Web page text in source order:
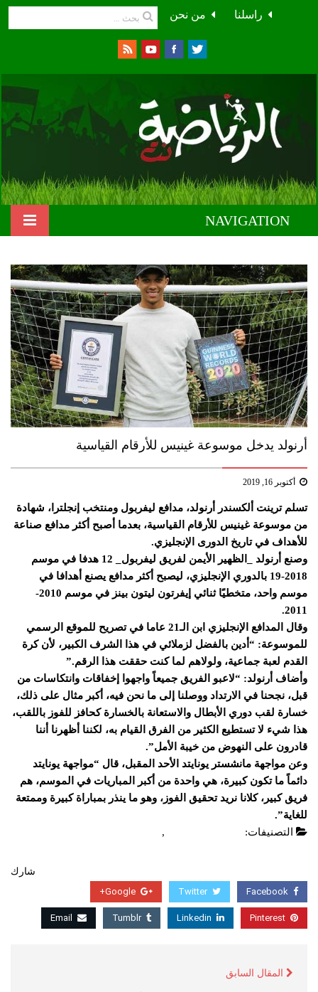
من نحن راسلنا
NAVIGATION
أرنولد يدخل موسوعة غينيس للأرقام القياسية
أكتوبر 16, 2019
تسلم ترينت ألكسندر أرنولد، مدافع ليفربول ومنتخب إنجلترا، شهادة
من موسوعة غينيس للأرقام القياسية، بعدما أصبح أكثر مدافع صناعة
للأهداف في تاريخ الدورى الإنجليزي.
وصنع أرنولد _الظهير الأيمن لفريق ليفربول_ 12 هدفا في موسم
2018-19 بالدوري الإنجليزي، ليصبح أكثر مدافع يصنع أهدافا في
موسم واحد، متخطيًا ثنائي إيفرتون ليتون بينز في موسم 2010-
2011.
وقال المدافع الإنجليزي ابن الـ21 عاما في تصريح للموقع الرسمي
للموسوعة: “أدين بالفضل لزملائي في هذا الشرف الكبير، لأن كرة
القدم لعبة جماعية، ولولاهم لما كنت حققت هذا الرقم.”
وأضاف أرنولد: “لاعبو الفريق جميعاً واجهوا إخفاقات وانتكاسات من
قبل، نجحنا في الارتداد ووصلنا إلى ما نحن فيه، أكبر مثال على ذلك،
خسارة لقب دوري الأبطال والاستعانة بالخسارة كحافز للفوز باللقب،
هذا شيء لا تستطيع الكثير من الفرق القيام به، لكننا أظهرنا أننا
قادرون على النهوض من خيبة الأمل”.
وعن مواجهة مانشستر يونايتد الأحد المقبل، قال “مواجهة يونايتد
دائماً ما تكون كبيرة، هي واحدة من أكبر المباريات في الموسم، هم
فريق كبير، كلانا نريد تحقيق الفوز، وهو ما ينذر بمباراة كبيرة وممتعة
للغاية”.
التصنيفات:
,
شارك
Facebook
Twitter
Google+
Pinterest
Linkedin
Tumblr
Email
المقال السابق